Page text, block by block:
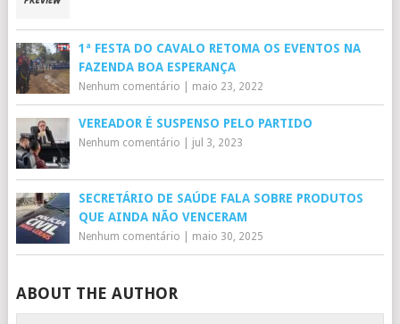
1ª FESTA DO CAVALO RETOMA OS EVENTOS NA
FAZENDA BOA ESPERANÇA
Nenhum comentário maio 23, 2022
VEREADOR É SUSPENSO PELO PARTIDO
Nenhum comentário jul 3, 2023
SECRETÁRIO DE SAÚDE FALA SOBRE PRODUTOS
QUE AINDA NÃO VENCERAM
Nenhum comentário maio 30, 2025
ABOUT THE AUTHOR